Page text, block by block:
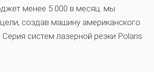
менее 5 000 в месяц. мы
создав машину американского
Серия систем лазерной резки Polaris